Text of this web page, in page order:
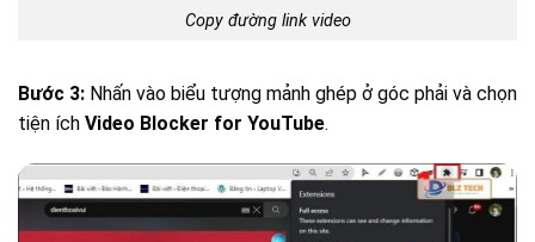
Copy đường link video
Bước 3: Nhấn vào biểu tượng mảnh ghép ở góc phải và chọn
tiện ích Video Blocker for YouTube.